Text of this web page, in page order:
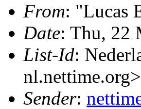
From: "Lucas
Date: Thu, 22
List-Id:
nl.nettime.org>
Sender: